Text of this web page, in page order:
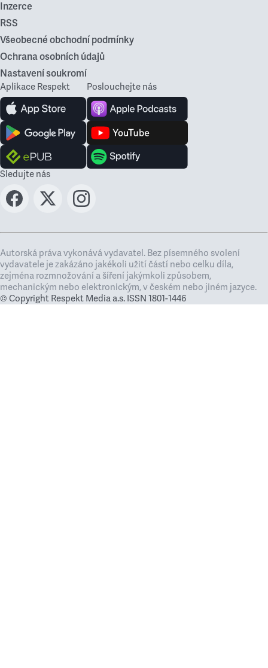
Inzerce
RSS
Všeobecné obchodní podmínky
Ochrana osobních údajů
Nastavení soukromí
Aplikace Respekt Poslouchejte nás
Sledujte nás
Autorská práva vykonává vydavatel. Bez písemného svolení
vydavatele je zakázáno jakékoli užití částí nebo celku díla,
zejména rozmnožování a šíření jakýmkoli způsobem,
mechanickým nebo elektronickým, v českém nebo jiném jazyce.
© Copyright Respekt Media a.s. ISSN 1801-1446